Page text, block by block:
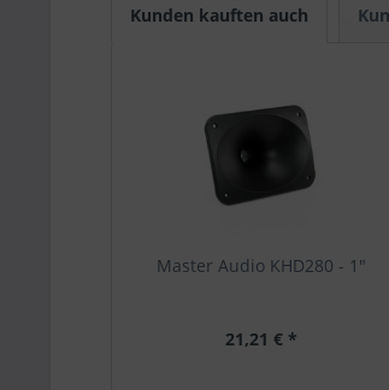
Kunden kauften auch
Master Audio KHD280 - 1"
21,21 € *